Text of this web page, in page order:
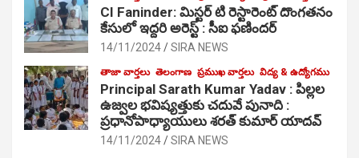
CI Faninder: మిస్టర్ టి రెస్టారెంట్ దొంగతనం
కేసులో ఇద్దరి అరెస్ట్ : సీఐ ఫణిందర్
14/11/2024 SIRA NEWS
తాజా వార్తలు తెలంగాణ ప్రముఖ వార్తలు విద్య & ఉద్యోగము
Principal Sarath Kumar Yadav : పిల్లల
ఉజ్వల భవిష్యత్తుకు చదువే పునాది :
ప్రధానోపాధ్యాయులు శరత్ కుమార్ యాదవ్
14/11/2024 SIRA NEWS